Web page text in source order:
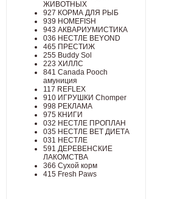
ЖИВОТНЫХ
927 КОРМА ДЛЯ РЫБ
939 HOMEFISH
943 АКВАРИУМИСТИКА
036 НЕСТЛЕ BEYOND
465 ПРЕСТИЖ
255 Buddy Sol
223 ХИЛЛC
841 Canada Poоch
амуниция
117 REFLEX
910 ИГРУШКИ Chomper
998 РЕКЛАМА
975 КНИГИ
032 НЕСТЛЕ ПРОПЛАН
035 НЕСТЛЕ ВЕТ ДИЕТА
031 НЕСТЛЕ
591 ДЕРЕВЕНСКИЕ
ЛАКОМСТВА
366 Сухой корм
415 Fresh Paws